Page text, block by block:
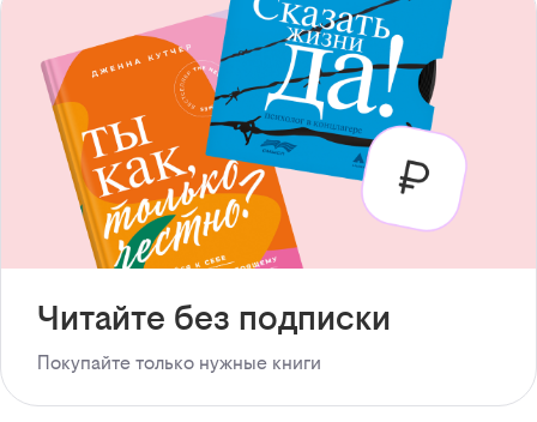
Читайте без подписки
Покупайте только нужные книги